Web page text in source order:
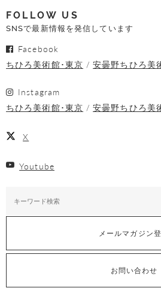
FOLLOW US
SNSで最新情報を発信しています
Facebook
ちひろ美術館･東京
安曇野ちひろ美
Instagram
ちひろ美術館･東京
安曇野ちひろ美
X
Youtube
メールマガジン
お問い合わせ